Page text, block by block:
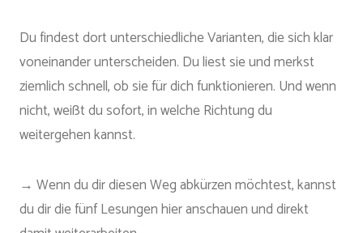
Du findest dort unterschiedliche Varianten, die sich klar
voneinander unterscheiden. Du liest sie und merkst
ziemlich schnell, ob sie für dich funktionieren. Und wenn
nicht, weißt du sofort, in welche Richtung du
weitergehen kannst.
→ Wenn du dir diesen Weg abkürzen möchtest, kannst
du dir die fünf Lesungen hier anschauen und direkt